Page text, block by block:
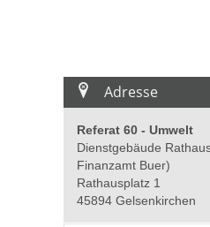
Adresse
Referat 60 - Umwelt
Dienstgebäude
Finanzamt Buer)
Rathausplatz 1
45894 Gelsenkirchen